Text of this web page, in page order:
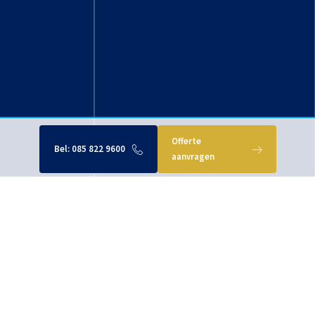
Bel: 085 822 9600
Offerte
aanvragen